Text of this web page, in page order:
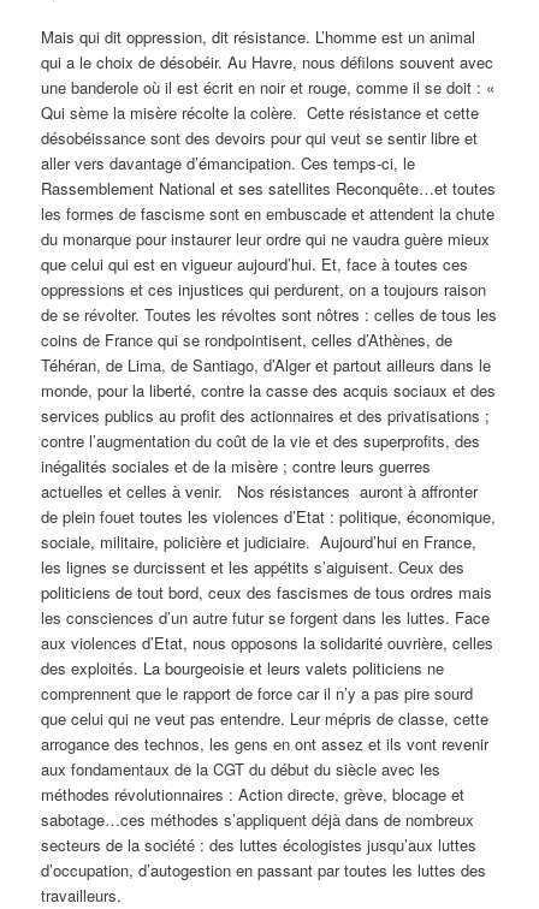
Mais qui dit oppression, dit résistance. L’homme est un animal
qui a le choix de désobéir. Au Havre, nous défilons souvent avec
une banderole où il est écrit en noir et rouge, comme il se doit : «
Qui sème la misère récolte la colère. Cette résistance et cette
désobéissance sont des devoirs pour qui veut se sentir libre et
aller vers davantage d’émancipation. Ces temps-ci, le
Rassemblement National et ses satellites Reconquête…et toutes
les formes de fascisme sont en embuscade et attendent la chute
du monarque pour instaurer leur ordre qui ne vaudra guère mieux
que celui qui est en vigueur aujourd’hui. Et, face à toutes ces
oppressions et ces injustices qui perdurent, on a toujours raison
de se révolter. Toutes les révoltes sont nôtres : celles de tous les
coins de France qui se rondpointisent, celles d’Athènes, de
Téhéran, de Lima, de Santiago, d’Alger et partout ailleurs dans le
monde, pour la liberté, contre la casse des acquis sociaux et des
services publics au profit des actionnaires et des privatisations ;
contre l’augmentation du coût de la vie et des superprofits, des
inégalités sociales et de la misère ; contre leurs guerres
actuelles et celles à venir. Nos résistances auront à affronter
de plein fouet toutes les violences d’Etat : politique, économique,
sociale, militaire, policière et judiciaire. Aujourd’hui en France,
les lignes se durcissent et les appétits s’aiguisent. Ceux des
politiciens de tout bord, ceux des fascismes de tous ordres mais
les consciences d’un autre futur se forgent dans les luttes. Face
aux violences d’Etat, nous opposons la solidarité ouvrière, celles
des exploités. La bourgeoisie et leurs valets politiciens ne
comprennent que le rapport de force car il n’y a pas pire sourd
que celui qui ne veut pas entendre. Leur mépris de classe, cette
arrogance des technos, les gens en ont assez et ils vont revenir
aux fondamentaux de la CGT du début du siècle avec les
méthodes révolutionnaires : Action directe, grève, blocage et
sabotage…ces méthodes s’appliquent déjà dans de nombreux
secteurs de la société : des luttes écologistes jusqu’aux luttes
d’occupation, d’autogestion en passant par toutes les luttes des
travailleurs.